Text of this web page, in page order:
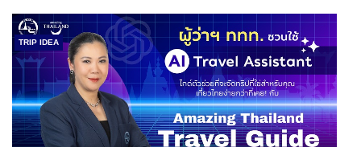
TRIP IDEA